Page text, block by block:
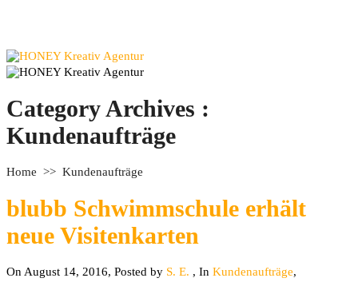
Category Archives :
Kundenaufträge
Home >> Kundenaufträge
blubb Schwimmschule erhält
neue Visitenkarten
On August 14, 2016, Posted by S. E. , In Kundenaufträge,